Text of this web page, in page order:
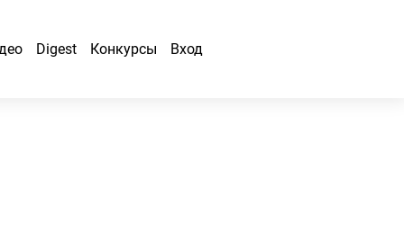
Digest Конкурсы Вход